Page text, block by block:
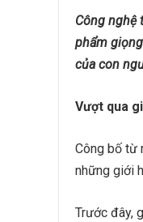
Công nghệ
phẩm
của con
Vượt qua
Công bố từ
những giới
Trước đây,